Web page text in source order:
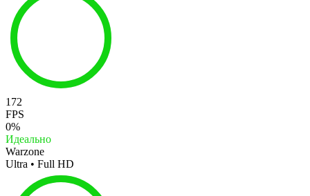
172
FPS
0%
Идеально
Warzone
Ultra • Full HD